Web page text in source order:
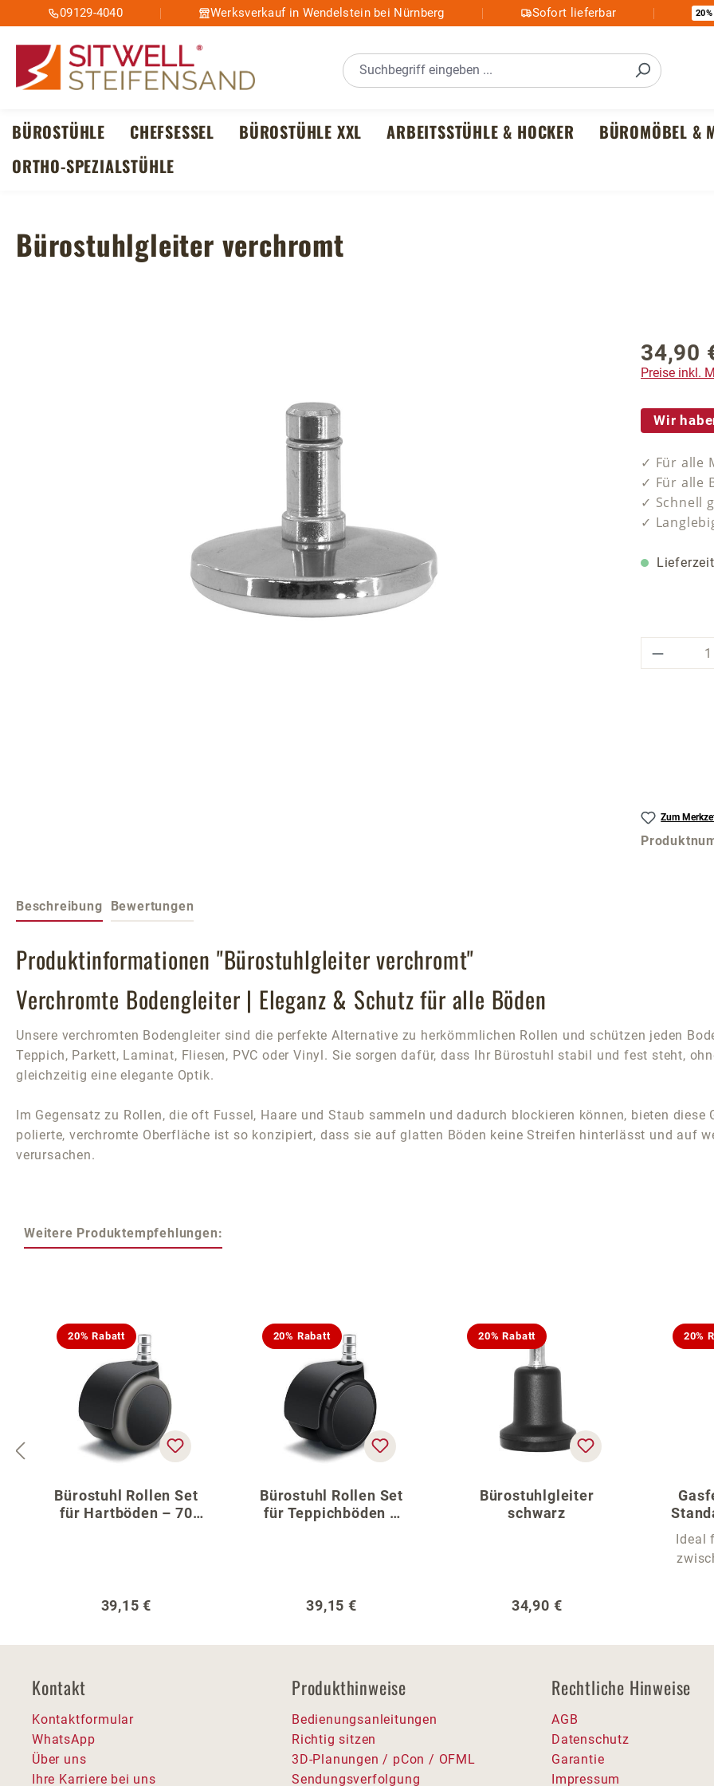
Hauptinhalt springen
Zur Suche springen
Zur Hauptnavigation springen
09129-4040 Werksverkauf in Wendelstein bei Nürnberg Sofort lieferbar 20%
BÜROSTÜHLE CHEFSESSEL BÜROSTÜHLE XXL ARBEITSSTÜHLE & HOCKER BÜROMÖBEL &
ORTHO-SPEZIALSTÜHLE
Bürostuhlgleiter verchromt
Regulärer
34,90
Preise inkl.
Wir
✓ Für alle
✓ Für alle
✓ Schnell
✓
Zum
Beschreibung Bewertungen
Produktinformationen "Bürostuhlgleiter verchromt"
Verchromte Bodengleiter | Eleganz & Schutz für alle Böden
Unsere verchromten Bodengleiter sind die perfekte Alternative zu herkömmlichen Rollen und schützen jeden
Teppich, Parkett, Laminat, Fliesen, PVC oder Vinyl. Sie sorgen dafür, dass Ihr Bürostuhl stabil und fest steht,
gleichzeitig eine elegante Optik.
Im Gegensatz zu Rollen, die oft Fussel, Haare und Staub sammeln und dadurch blockieren können, bieten
polierte, verchromte Oberfläche ist so konzipiert, dass sie auf glatten Böden keine Streifen hinterlässt und auf
verursachen.
Weitere Produktempfehlungen:
20% Rabatt
Bürostuhl Rollen Set
für Hartböden – 70
Regulärer Preis:
39,15 €
20% Rabatt
Bürostuhl Rollen Set
für Teppichböden –
Regulärer Preis:
39,15 €
20% Rabatt
Bürostuhlgleiter
schwarz
Regulärer Preis:
34,90 €
20%
für
Ideal
Kontakt
Kontaktformular
WhatsApp
Über uns
Ihre Karriere bei uns
Produkthinweise
Bedienungsanleitungen
Richtig sitzen
3D-Planungen / pCon / OFML
Sendungsverfolgung
Rechtliche Hinweise
AGB
Datenschutz
Garantie
Impressum